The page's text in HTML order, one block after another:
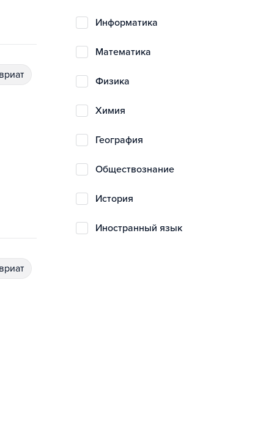
информатика
математика
физика
химия
география
обществознание
история
иностранный язык